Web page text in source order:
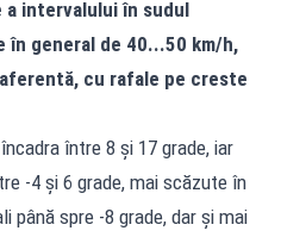
intervalului în sudul
în general de 40...50 km/h,
cu rafale pe creste
între 8 și 17 grade, iar
-4 și 6 grade, mai scăzute în
până spre -8 grade, dar și mai